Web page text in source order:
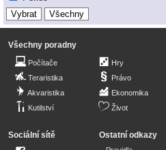
Všechny poradny
Počítače
Teraristika
Akvaristika
Kutilství
Hry
Právo
Ekonomika
Život
Sociální sítě Ostatní odkazy